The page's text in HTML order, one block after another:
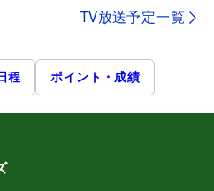
TV放送予定一覧
程 ポイント・成績